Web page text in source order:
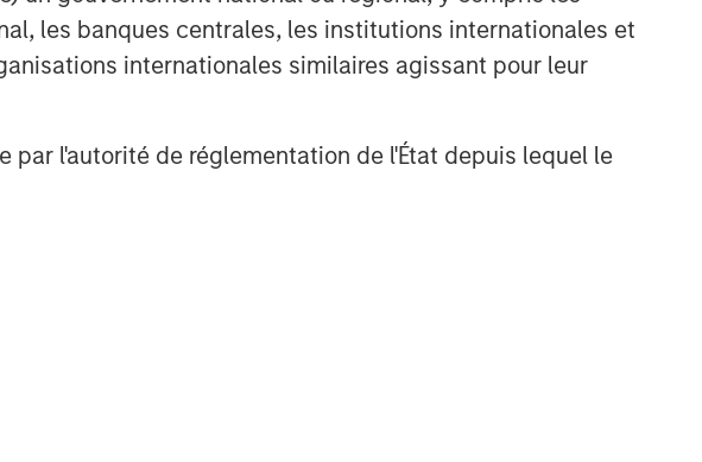
les banques centrales, les institutions internationales et
internationales similaires agissant pour leur
par l'autorité de réglementation de l'État depuis lequel le